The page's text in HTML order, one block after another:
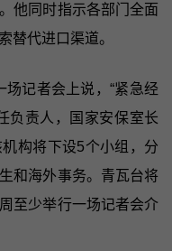
他同时指示各部门全面
替代进口渠道。
记者会上说，“紧急经
负责人，国家安保室长
构将下设5个小组，分
和海外事务。青瓦台将
至少举行一场记者会介